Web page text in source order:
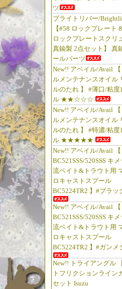
ツ
ブライトリバー/
【#58 ロックプレート
ロックプレートスクリ
真鍮製 2点セット】 真
ールパーツ
New!! アベイル/Avail 【
ルメンテナンスオイル
ルのたれ 】 #薄口/粘度
ル ★★☆☆☆
New!! アベイル/Avail 【
ルメンテナンスオイル
ルのたれ 】 #特濃/粘度
ル ★★★★★
New!! アベイル/Avail 【
BC521SSS/520SSS キ
流ベイト&トラウト用
ロキャストスプール
BC5224TR2 】#ブラッ
New!! アベイル/Avail 【
BC521SSS/520SSS キ
流ベイト&トラウト用
ロキャストスプール
BC5224TR2 】#ガンメ
New!! トライアングル
トフリクションライン
セット Isuzu